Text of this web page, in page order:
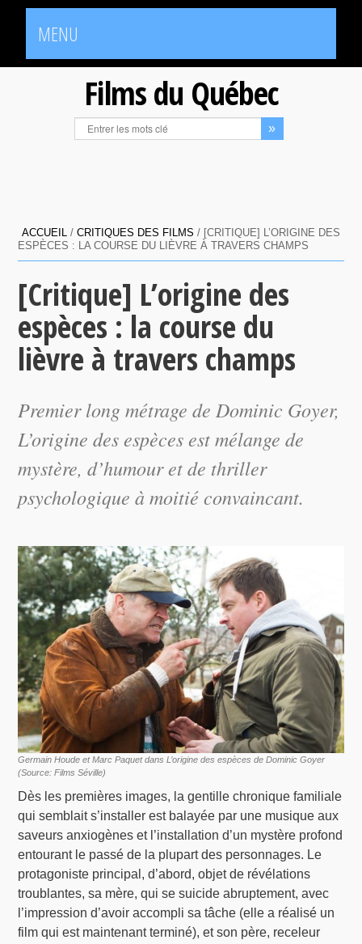
MENU
Films du Québec
ACCUEIL /CRITIQUES DES FILMS / [CRITIQUE] L’ORIGINE DES
ESPÈCES : LA COURSE DU LIÈVRE À TRAVERS CHAMPS
[Critique] L’origine des
espèces : la course du
lièvre à travers champs
Premier long métrage de Dominic Goyer,
L’origine des espècesest mélange de
mystère, d’humour et de thriller
psychologique à moitié convaincant.
Germain Houde et Marc Paquet dans L’origine des espèces de Dominic Goyer
(Source: Films Séville)
Dès les premières images, la gentille chronique familiale
qui semblait s’installer est balayée par une musique aux
saveurs anxiogènes et l’installation d’un mystère profond
entourant le passé de la plupart des personnages. Le
protagoniste principal, d’abord, objet de révélations
troublantes, sa mère, qui se suicide abruptement, avec
l’impression d’avoir accompli sa tâche (elle a réalisé un
film qui est maintenant terminé), et son père, receleur